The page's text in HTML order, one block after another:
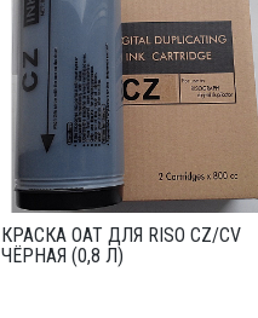
КРАСКА OAT ДЛЯ RISO CZ/CV
ЧЁРНАЯ (0,8 Л)